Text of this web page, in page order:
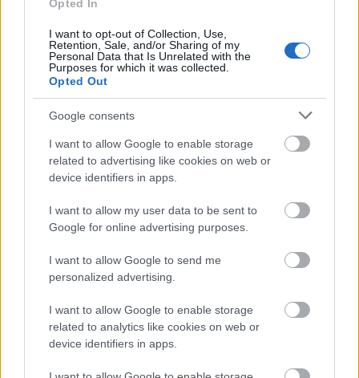
Opted In
I want to opt-out of Collection, Use,
Retention, Sale, and/or Sharing of my
Personal Data that Is Unrelated with the
Purposes for which it was collected.
Opted Out
Google consents
I want to allow Google to enable storage
related to advertising like cookies on web or
device identifiers in apps.
I want to allow my user data to be sent to
Google for online advertising purposes.
I want to allow Google to send me
personalized advertising.
I want to allow Google to enable storage
related to analytics like cookies on web or
device identifiers in apps.
Országos hírek